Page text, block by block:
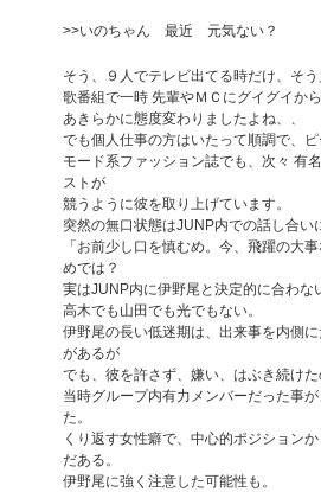
>>いのちゃん 最近 元気ない？
そう、９人でテレビ出てる時だけ、そう
歌番組で一時 先輩やＭＣにグイグイか
あきらかに態度変わりましたよね、、
でも個人仕事の方はいたって順調で、ピ
モード系ファッション誌でも、次々 有
ストが
競うように彼を取り上げています。
突然の無口状態はJUNP内での話し合い
「お前少し口を慎むめ。今、飛躍の大
めでは？
実はJUNP内に伊野尾と決定的に合わな
高木でも山田でも光でもない。
伊野尾の長い低迷期は、出来事を内側
があるが
でも、彼を許さず、嫌い、はぶき続けた
当時グループ内有力メンバーだった事
た。
くり返す女性癖で、中心的ポジション
だある。
伊野尾に強く注意した可能性も。